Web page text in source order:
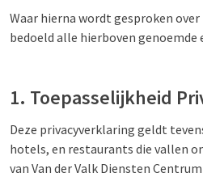
Waar hierna wordt gesproken over
bedoeld alle hierboven
1. Toepasselijkheid
Deze privacyverklaring geldt
hotels, en restaurants die vallen
van Van der Valk Diensten